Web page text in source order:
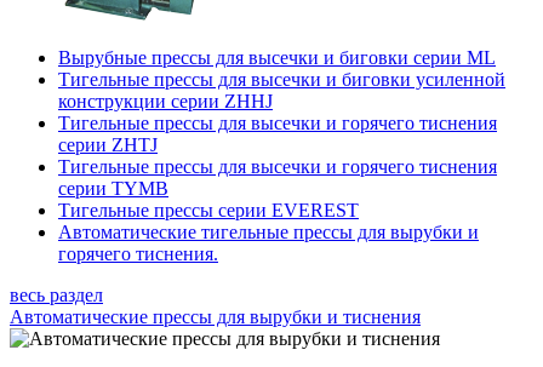
Вырубные прессы для высечки и биговки серии ML
Тигельные прессы для высечки и биговки усиленной
конструкции серии ZHHJ
Тигельные прессы для высечки и горячего тиснения
серии ZHTJ
Тигельные прессы для высечки и горячего тиснения
серии TYMB
Тигельные прессы серии EVEREST
Автоматические тигельные прессы для вырубки и
горячего тиснения.
весь раздел
Автоматические прессы для вырубки и тиснения